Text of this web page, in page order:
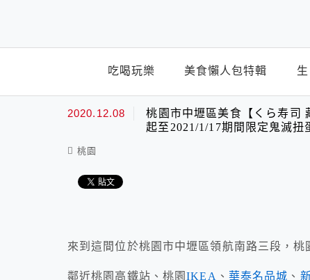
吃喝玩樂 美食懶人包特輯
2020.12.08
桃園市中壢區美食【くら寿司
起至2021/1/17期間限定鬼滅扭
桃園
來到這間位於桃園市中壢區領航南路三段，桃
鄰近桃園高鐵站、桃園IKEA 、 華泰名品城 、